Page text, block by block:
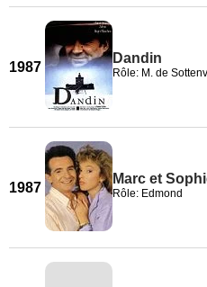
1987
Dandin
Rôle: M. de
1987
Marc et
Rôle: Edmond